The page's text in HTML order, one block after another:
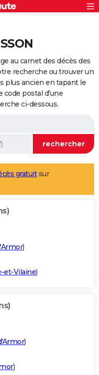
au carnet des décès des
recherche ou trouver un
plus ancien en tapant le
code postal d'une
ci-dessous.
gratuitsur
)
et-Vilaine)
)
)